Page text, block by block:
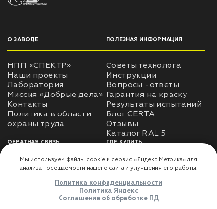
О ЗАВОДЕ
НПП «СПЕКТР»
Наши проекты
Лаборатория
Миссия «Добрые дела»
Контакты
Политика в области
ПОЛЕЗНАЯ ИНФОРМАЦИЯ
Советы технолога
Инструкции
Вопросы -ответы
Гарантия на краску
Результаты испытаний
Блог CERTA
Отзывы
Каталог RAL 5
ОБРАТНАЯ СВЯЗЬ
Использование
использования личных
ГДЕ КУПИТЬ
Доставка
Где купить